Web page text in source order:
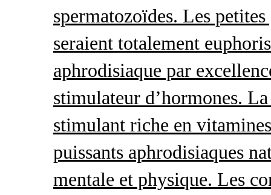
spermatozoïdes. Les
seraient totalement
aphrodisiaque par
stimulateur d’hormones.
stimulant riche en
puissants aphrodisiaques
mentale et physique. Les